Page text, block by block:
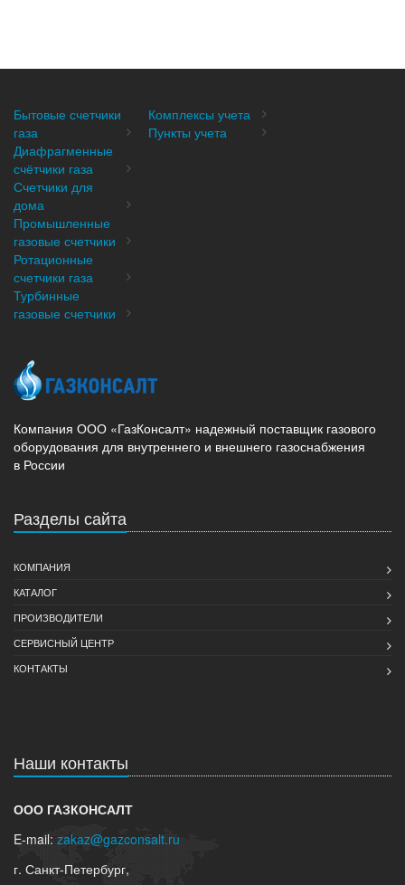
Бытовые счетчики
газа
Диафрагменные
счётчики газа
Счетчики для
дома
Промышленные
газовые счетчики
Ротационные
счетчики газа
Турбинные
газовые счетчики
Комплексы учета
Пункты учета
Компания ООО «ГазКонсалт» надежный поставщик газового
оборудования для внутреннего и внешнего газоснабжения
в России
Разделы сайта
КОМПАНИЯ
КАТАЛОГ
ПРОИЗВОДИТЕЛИ
СЕРВИСНЫЙ ЦЕНТР
КОНТАКТЫ
Наши контакты
ООО ГАЗКОНСАЛТ
E-mail: zakaz@gazconsalt.ru
г. Санкт-Петербург,